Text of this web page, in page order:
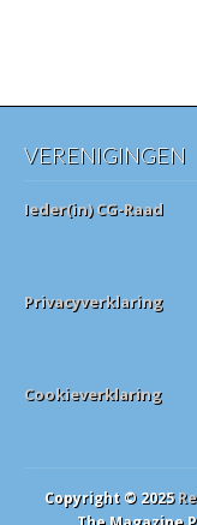
VERENIGINGEN
Ieder(in) CG-Raad
Privacyverklaring
Cookieverklaring
Copyright © 2025